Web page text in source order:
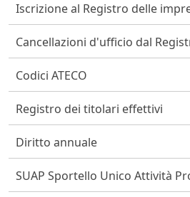
Iscrizione al Registro delle
Cancellazioni d'ufficio dal
Codici ATECO
Registro dei titolari effettivi
Diritto annuale
SUAP Sportello Unico Attività